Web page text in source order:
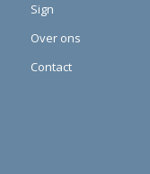
Sign
Over ons
Contact